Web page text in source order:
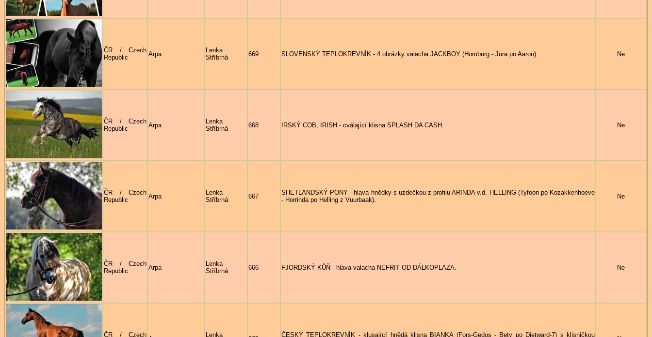
ČR / Czech
Republic
Arpa
Lenka
Stříbrná
669 SLOVENSKÝ TEPLOKREVNÍK - 4 obrázky valacha JACKBOY (Homburg - Jura po Aaron). Ne
ČR / Czech
Republic
Arpa
Lenka
Stříbrná
668 IRSKÝ COB, IRISH - cválající klisna SPLASH DA CASH. Ne
ČR / Czech
Republic
Arpa
Lenka
Stříbrná
667
SHETLANDSKÝ PONY - hlava hnědky s uzdečkou z profilu ARINDA v.d. HELLING (Tyfoon po Kozakkenhoeve
- Horrinda po Helling z Vuurbaak).
Ne
ČR / Czech
Republic
Arpa
Lenka
Stříbrná
666 FJORDSKÝ KŮŇ - hlava valacha NEFRIT OD DÁLKOPLAZA. Ne
ČR / Czech Lenka ČESKÝ TEPLOKREVNÍK - klusající hnědá klisna BIANKA (Fors-Gedos - Bety po Dietward-7) s klisničkou